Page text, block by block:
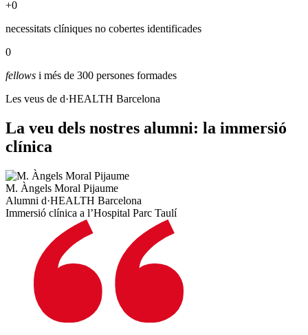
+0
necessitats clíniques no cobertes identificades
0
fellows i més de 300 persones formades
Les veus de d·HEALTH Barcelona
La veu dels nostres alumni: la immersió
clínica
M. Àngels Moral Pijaume
Alumni d·HEALTH Barcelona
Immersió clínica a l’Hospital Parc Taulí